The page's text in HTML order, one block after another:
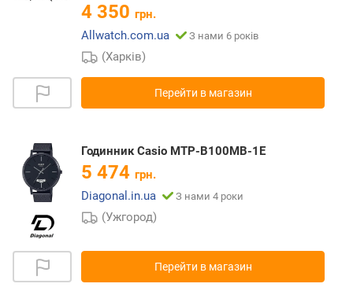
4 350 грн.
Allwatch.com.ua
З нами 6 років
(Харків)
Перейти в магазин
Годинник Casio MTP-B100MB-1E
5 474 грн.
Diagonal.in.ua
З нами 4 роки
(Ужгород)
Перейти в магазин